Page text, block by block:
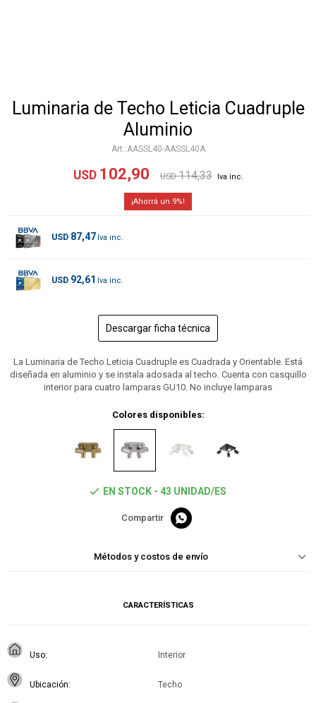
Luminaria de Techo Leticia Cuadruple
Aluminio
AASSL40-AASSL40A
USD 102,90 USD 114,33
9
USD 87,47
USD 92,61
Descargar ficha técnica
La Luminaria de Techo Leticia Cuadruple es Cuadrada y Orientable. Está
diseñada en aluminio y se instala adosada al techo. Cuenta con casquillo
interior para cuatro lamparas GU10. No incluye lamparas
Colores disponibles:
EN STOCK - 43 UNIDAD/ES

Métodos y costos de envío
CARACTERÍSTICAS
Uso Interior
Ubicación Techo